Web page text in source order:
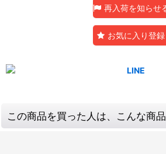
再入荷を知らせ
お気に入り登録
この商品を買った人は、こんな商